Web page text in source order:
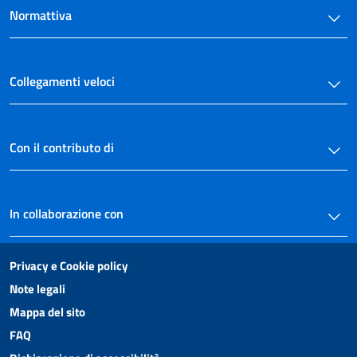
23
24
25
26
30
Capo V
31
((Disposizioni applicabili a tutti i servizi di media audiovisivi e radiofonici -
Normattiva
Collegamenti veloci
Con il contributo di
In collaborazione con
Privacy e Cookie policy
Note legali
Mappa del sito
FAQ